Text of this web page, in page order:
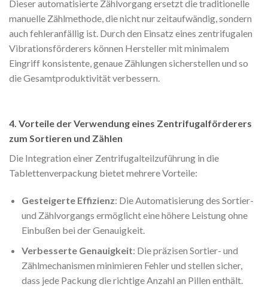
Dieser automatisierte Zählvorgang ersetzt die traditionelle
manuelle Zählmethode, die nicht nur zeitaufwändig, sondern
auch fehleranfällig ist. Durch den Einsatz eines zentrifugalen
Vibrationsförderers können Hersteller mit minimalem
Eingriff konsistente, genaue Zählungen sicherstellen und so
die Gesamtproduktivität verbessern.
4. Vorteile der Verwendung eines Zentrifugalförderers
zum Sortieren und Zählen
Die Integration einer Zentrifugalteilzuführung in die
Tablettenverpackung bietet mehrere Vorteile:
Gesteigerte Effizienz: Die Automatisierung des Sortier-
und Zählvorgangs ermöglicht eine höhere Leistung ohne
Einbußen bei der Genauigkeit.
Verbesserte Genauigkeit: Die präzisen Sortier- und
Zählmechanismen minimieren Fehler und stellen sicher,
dass jede Packung die richtige Anzahl an Pillen enthält.